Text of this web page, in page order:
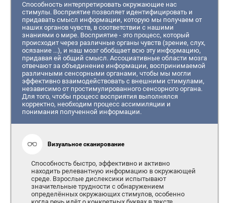
Способность интерпретировать окружающие нас
стимулы. Восприятие позволяет идентифицировать и
придавать смысл информации, которую мы получаем от
наших органов чувств, в соответствии с нашими
знаниями о мире. Восприятие - это процесс, который
происходит через различные органы чувств (зрение, слух,
осязание ...), и наш мозг обобщает всю эту информацию,
придавая ей общий смысл. Ассоциативные области мозга
отвечают за объединение информации, воспринимаемой
различными сенсорными органами, чтобы мы могли
эффективно взаимодействовать с внешними стимулами,
независимо от простимулированного сенсорного органа.
Для того, чтобы процесс восприятия выполнялся
корректно, необходим процесс ассимиляции и
понимания полученной информации.
Визуальное сканирование
Способность быстро, эффективно и активно
находить релевантную информацию в окружающей
среде. Взрослые дислексики испытывают
значительные трудности с обнаружением
определённых окружающих стимулов, особенно